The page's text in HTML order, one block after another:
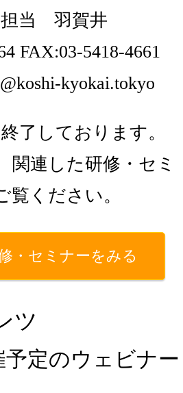
担当 羽賀井
FAX:03-5418-4661
kyokai.tokyo
了しております。
関連した研修・セミ
覧ください。
・セミナーをみる
ツ
定のウェビナー